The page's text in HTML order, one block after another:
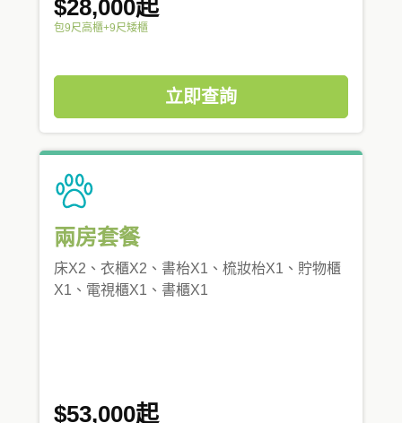
$28,000起
包9尺高櫃+9尺矮櫃
立即查詢
兩房套餐
床X2、衣櫃X2、書枱X1、梳妝枱X1、貯物櫃
X1、電視櫃X1、書櫃X1
$53,000起